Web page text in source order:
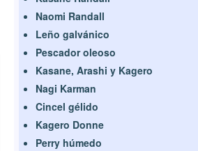
Naomi Randall
Leño galvánico
Pescador oleoso
Kasane, Arashi y Kagero
Nagi Karman
Cincel gélido
Kagero Donne
Perry húmedo